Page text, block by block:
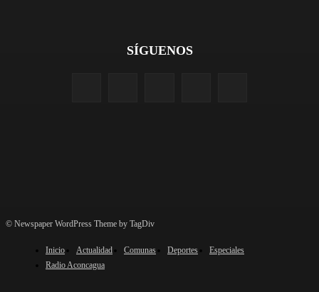
SÍGUENOS
© Newspaper WordPress Theme by TagDiv
Inicio Actualidad Comunas Deportes
Especiales
Radio Aconcagua